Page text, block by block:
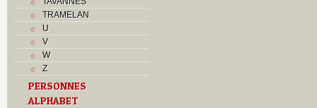
TRAMELAN
U
V
W
Z
PERSONNES
ALPHABET